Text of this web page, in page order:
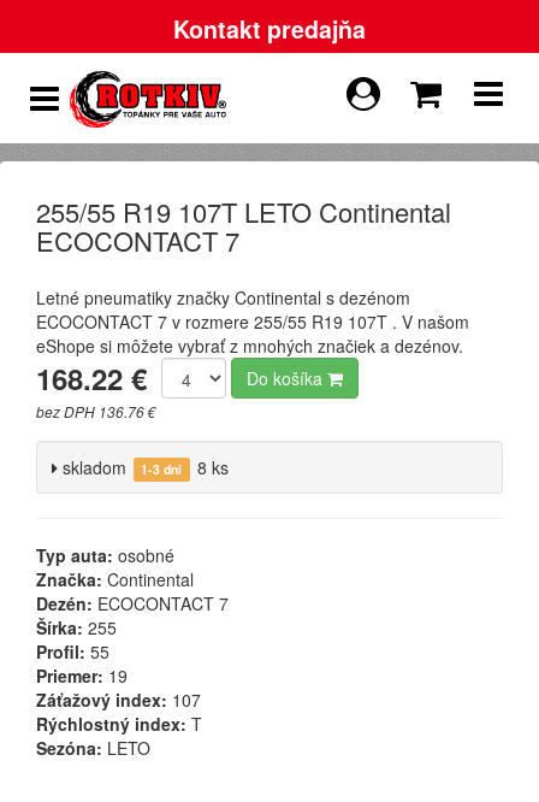
Kontakt predajňa
255/55 R19 107T LETO Continental
ECOCONTACT 7
Letné pneumatiky značky Continental s dezénom
ECOCONTACT 7 v rozmere 255/55 R19 107T . V našom
eShope si môžete vybrať z mnohých značiek a dezénov.
168.22 €
bez DPH 136.76 €
Do košíka
skladom 1-3 dni 8 ks
Typ auta: osobné
Značka: Continental
Dezén: ECOCONTACT 7
Šírka: 255
Profil: 55
Priemer: 19
Záťažový index: 107
Rýchlostný index: T
Sezóna: LETO